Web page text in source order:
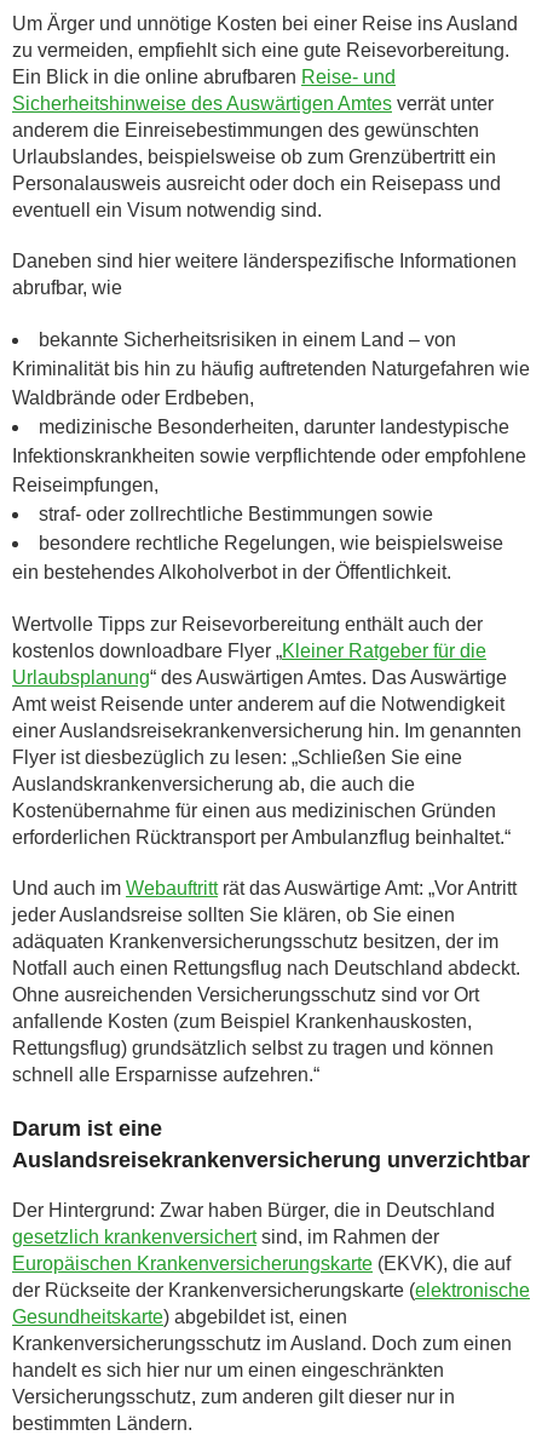
Um Ärger und unnötige Kosten bei einer Reise ins Ausland
zu vermeiden, empfiehlt sich eine gute Reisevorbereitung.
Ein Blick in die online abrufbaren Reise- und
Sicherheitshinweise des Auswärtigen Amtes verrät unter
anderem die Einreisebestimmungen des gewünschten
Urlaubslandes, beispielsweise ob zum Grenzübertritt ein
Personalausweis ausreicht oder doch ein Reisepass und
eventuell ein Visum notwendig sind.
Daneben sind hier weitere länderspezifische Informationen
abrufbar, wie
bekannte Sicherheitsrisiken in einem Land – von
Kriminalität bis hin zu häufig auftretenden Naturgefahren wie
Waldbrände oder Erdbeben,
medizinische Besonderheiten, darunter landestypische
Infektionskrankheiten sowie verpflichtende oder empfohlene
Reiseimpfungen,
straf- oder zollrechtliche Bestimmungen sowie
besondere rechtliche Regelungen, wie beispielsweise
ein bestehendes Alkoholverbot in der Öffentlichkeit.
Wertvolle Tipps zur Reisevorbereitung enthält auch der
kostenlos downloadbare Flyer „Kleiner Ratgeber für die
Urlaubsplanung“ des Auswärtigen Amtes. Das Auswärtige
Amt weist Reisende unter anderem auf die Notwendigkeit
einer Auslandsreisekrankenversicherung hin. Im genannten
Flyer ist diesbezüglich zu lesen: „Schließen Sie eine
Auslandskrankenversicherung ab, die auch die
Kostenübernahme für einen aus medizinischen Gründen
erforderlichen Rücktransport per Ambulanzflug beinhaltet.“
Und auch im Webauftritträt das Auswärtige Amt: „Vor Antritt
jeder Auslandsreise sollten Sie klären, ob Sie einen
adäquaten Krankenversicherungsschutz besitzen, der im
Notfall auch einen Rettungsflug nach Deutschland abdeckt.
Ohne ausreichenden Versicherungsschutz sind vor Ort
anfallende Kosten (zum Beispiel Krankenhauskosten,
Rettungsflug) grundsätzlich selbst zu tragen und können
schnell alle Ersparnisse aufzehren.“
Darum ist eine
Auslandsreisekrankenversicherung unverzichtbar
Der Hintergrund: Zwar haben Bürger, die in Deutschland
gesetzlich krankenversichertsind, im Rahmen der
Europäischen Krankenversicherungskarte (EKVK), die auf
der Rückseite der Krankenversicherungskarte (elektronische
Gesundheitskarte) abgebildet ist, einen
Krankenversicherungsschutz im Ausland. Doch zum einen
handelt es sich hier nur um einen eingeschränkten
Versicherungsschutz, zum anderen gilt dieser nur in
bestimmten Ländern.